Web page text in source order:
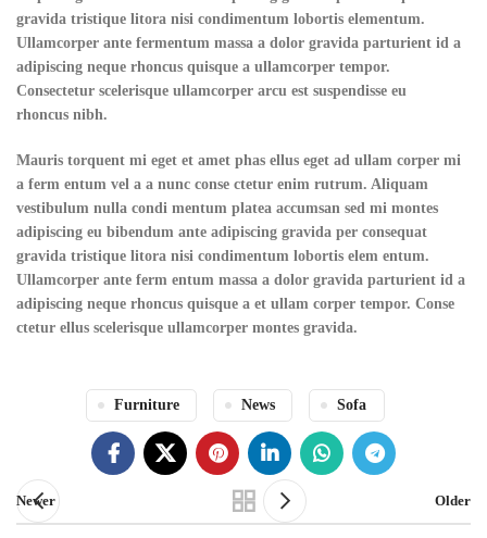
gravida tristique litora nisi condimentum lobortis elementum.
Ullamcorper ante fermentum massa a dolor gravida parturient id a
adipiscing neque rhoncus quisque a ullamcorper tempor.
Consectetur scelerisque ullamcorper arcu est suspendisse eu
rhoncus nibh.
Mauris torquent mi eget et amet phas ellus eget ad ullam corper mi
a ferm entum vel a a nunc conse ctetur enim rutrum. Aliquam
vestibulum nulla condi mentum platea accumsan sed mi montes
adipiscing eu bibendum ante adipiscing gravida per consequat
gravida tristique litora nisi condimentum lobortis elem entum.
Ullamcorper ante ferm entum massa a dolor gravida parturient id a
adipiscing neque rhoncus quisque a et ullam corper tempor. Conse
ctetur ellus scelerisque ullamcorper montes gravida.
Furniture News Sofa
Newer Older